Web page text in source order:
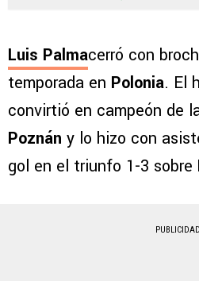
Luis Palmacerró con
temporada en Polonia. El
convirtió en campeón de
Poznán y lo hizo con
gol en el triunfo 1-3 sobre
PUBLICIDAD